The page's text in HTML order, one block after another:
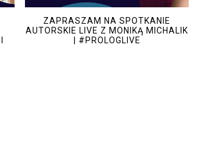
ZAPRASZAM NA SPOTKANIE
AUTORSKIE LIVE Z MONIKĄ MICHALIK
| #PROLOGLIVE